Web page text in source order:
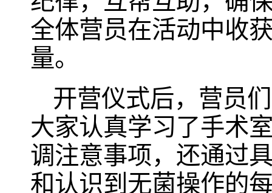
全体营员在活动中收
量。
开营仪式后，营员
大家认真学习了手术
调注意事项，还通过
和认识到无菌操作的